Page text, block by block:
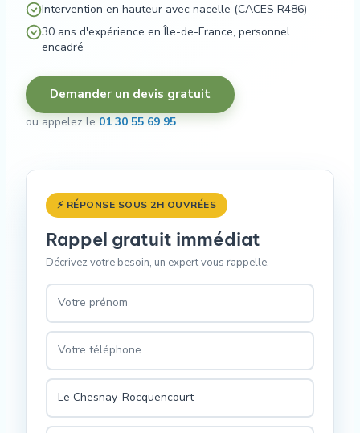
Intervention en hauteur avec nacelle (CACES R486)
30 ans d'expérience en Île-de-France, personnel
encadré
Demander un devis gratuit
ou appelez le01 30 55 69 95
⚡ RÉPONSE SOUS 2H OUVRÉES
Rappel gratuit immédiat
Décrivez votre besoin, un expert vous rappelle.